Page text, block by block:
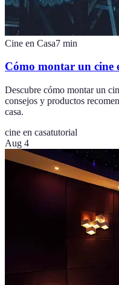
Cine en Casa7 min
Cómo montar un cine
Descubre cómo montar un
consejos y productos
casa.
cine en casatutorial
Aug 4